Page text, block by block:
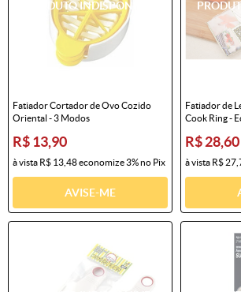
Fatiador Cortador de Ovo Cozido
Oriental - 3 Modos
R$ 13,90
à vista R$ 13,48economize3%no Pix
AVISE-ME
Fatiador de
Cook Ring -
R$ 28,60
à vista R$